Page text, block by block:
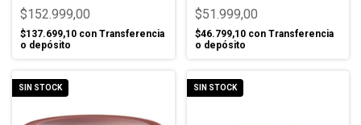
$152.999,00
$137.699,10 con Transferencia
o depósito
$51.999,00
$46.799,10 con Transferencia
o depósito
SIN STOCK SIN STOCK